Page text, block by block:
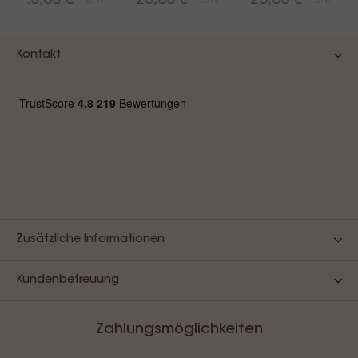
Kontakt
Zusätzliche Informationen
Kundenbetreuung
Zahlungsmöglichkeiten